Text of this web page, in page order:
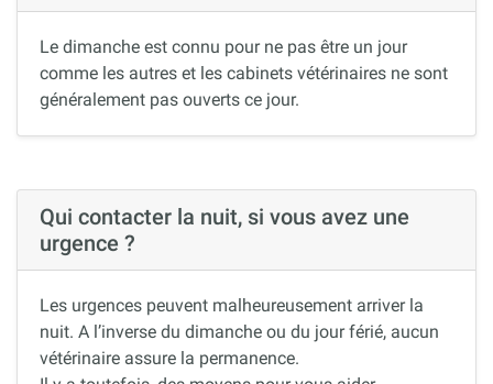
Le dimanche est connu pour ne pas être un jour
comme les autres et les cabinets vétérinaires ne sont
généralement pas ouverts ce jour.
Qui contacter la nuit, si vous avez une
urgence ?
Les urgences peuvent malheureusement arriver la
nuit. A l’inverse du dimanche ou du jour férié, aucun
vétérinaire assure la permanence.